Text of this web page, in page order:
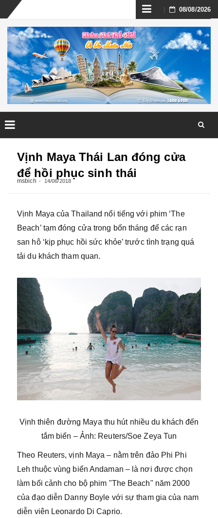
Skip
to
content
08/08/2026
Vịnh Maya Thái Lan đóng cửa
để hồi phục sinh thái
msbich 14/06/2018
Vịnh Maya của Thailand nổi tiếng với phim ‘The
Beach’ tạm đóng cửa trong bốn tháng để các rạn
san hô ‘kịp phục hồi sức khỏe’ trước tình trạng quá
tải du khách tham quan.
Vịnh thiên đường Maya thu hút nhiều du khách đến
tắm biển – Ảnh: Reuters/Soe Zeya Tun
Theo Reuters, vịnh Maya – nằm trên đảo Phi Phi
Leh thuộc vùng biển Andaman – là nơi được chọn
làm bối cảnh cho bộ phim "The Beach" năm 2000
của đạo diễn Danny Boyle với sự tham gia của nam
diễn viên Leonardo Di Caprio.